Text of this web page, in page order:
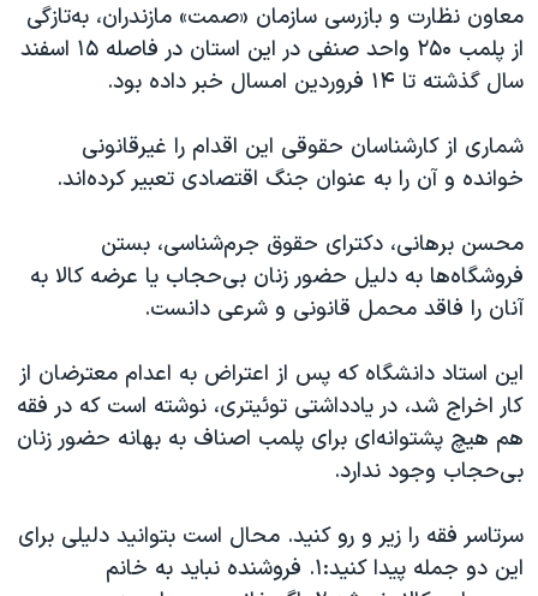
معاون نظارت و بازرسی سازمان «صمت» مازندران، به‌تازگی
از پلمب ۲۵۰ واحد صنفی در این استان در فاصله ۱۵ اسفند
سال گذشته تا ۱۴ فروردین امسال خبر داده بود.
شماری از کارشناسان حقوقی این اقدام را غیرقانونی
خوانده و آن را به عنوان جنگ اقتصادی تعبیر کرده‌اند.
محسن برهانی، دکترای حقوق جرم‌شناسی، بستن
فروشگاه‌ها به دلیل حضور زنان بی‌حجاب یا عرضه کالا به
آنان را فاقد محمل قانونی و شرعی دانست.
این استاد دانشگاه که پس از اعتراض به اعدام معترضان از
کار اخراج شد، در یادداشتی توئیتری، نوشته است که در فقه
هم هیچ پشتوانه‌ای برای پلمب اصناف به بهانه حضور زنان
بی‌حجاب وجود ندارد.
سرتاسر فقه را زیر و رو کنید. محال است بتوانید دلیلی برای
این دو جمله پیدا کنید:۱. فروشنده نباید به خانم